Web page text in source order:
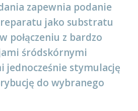
zapewnia podanie
jako substratu
połączeniu z bardzo
śródskórnymi
jednocześnie stymulację
do wybranego